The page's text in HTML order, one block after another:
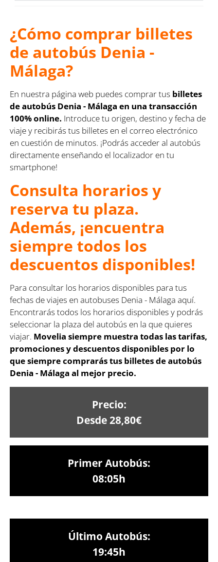
¿Cómo comprar billetes
de autobús Denia -
Málaga?
En nuestra página web puedes comprar tus billetes
de autobús Denia - Málaga en una transacción
100% online. Introduce tu origen, destino y fecha de
viaje y recibirás tus billetes en el correo electrónico
en cuestión de minutos. ¡Podrás acceder al autobús
directamente enseñando el localizador en tu
smartphone!
Consulta horarios y
reserva tu plaza.
Además, ¡encuentra
siempre todos los
descuentos disponibles!
Para consultar los horarios disponibles para tus
fechas de viajes en autobuses Denia - Málaga aquí.
Encontrarás todos los horarios disponibles y podrás
seleccionar la plaza del autobús en la que quieres
viajar. Movelia siempre muestra todas las tarifas,
promociones y descuentos disponibles por lo
que siempre comprarás tus billetes de autobús
Denia - Málaga al mejor precio.
Precio:
Desde 28,80€
Primer Autobús:
08:05h
Último Autobús:
19:45h